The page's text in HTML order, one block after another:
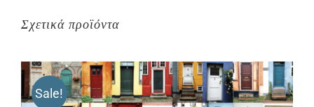
Σχετικά προϊόντα
Sale!